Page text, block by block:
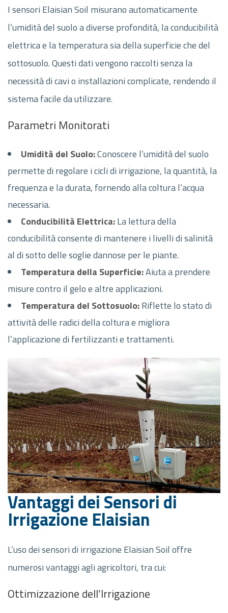
I sensori Elaisian Soil misurano automaticamente
l’umidità del suolo a diverse profondità, la conducibilità
elettrica e la temperatura sia della superficie che del
sottosuolo. Questi dati vengono raccolti senza la
necessità di cavi o installazioni complicate, rendendo il
sistema facile da utilizzare.
Parametri Monitorati
Umidità del Suolo:Conoscere l’umidità del suolo
permette di regolare i cicli di irrigazione, la quantità, la
frequenza e la durata, fornendo alla coltura l’acqua
necessaria.
Conducibilità Elettrica:La lettura della
conducibilità consente di mantenere i livelli di salinità
al di sotto delle soglie dannose per le piante.
Temperatura della Superficie:Aiuta a prendere
misure contro il gelo e altre applicazioni.
Temperatura del Sottosuolo:Riflette lo stato di
attività delle radici della coltura e migliora
l’applicazione di fertilizzanti e trattamenti.
Vantaggi dei Sensori di
Irrigazione Elaisian
L’uso dei sensori di irrigazione Elaisian Soil offre
numerosi vantaggi agli agricoltori, tra cui:
Ottimizzazione dell’Irrigazione